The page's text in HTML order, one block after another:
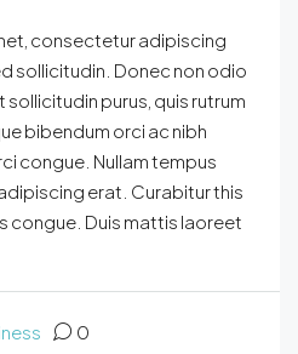
consectetur adipiscing
sollicitudin. Donec non odio
purus, quis rutrum
bibendum orci ac nibh
congue. Nullam tempus
erat. Curabitur this
congue. Duis mattis laoreet
0